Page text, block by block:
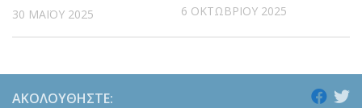
30 ΜΑΪ́ΟΥ 2025 6 ΟΚΤΩΒΡΊΟΥ 2025
ΑΚΟΛΟΥΘΉΣΤΕ: